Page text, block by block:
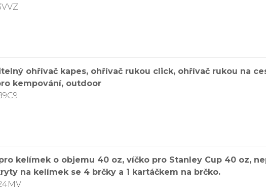
ohřívač kapes, ohřívač rukou click, ohřívač rukou na
kempování, outdoor
kelímek o objemu 40 oz, víčko pro Stanley Cup 40 oz,
na kelímek se 4 brčky a 1 kartáčkem na brčko.